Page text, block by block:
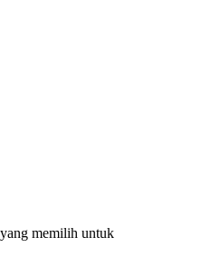
memilih untuk